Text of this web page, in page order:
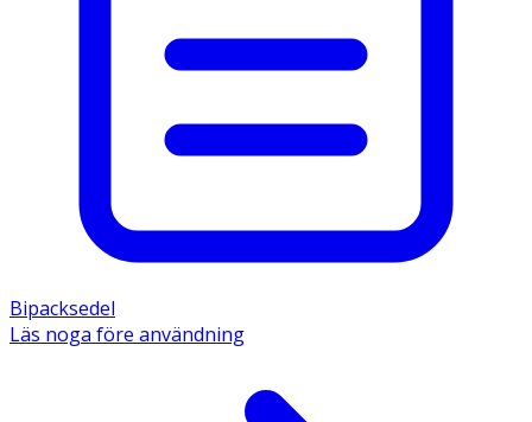
Bipacksedel
Läs noga före användning